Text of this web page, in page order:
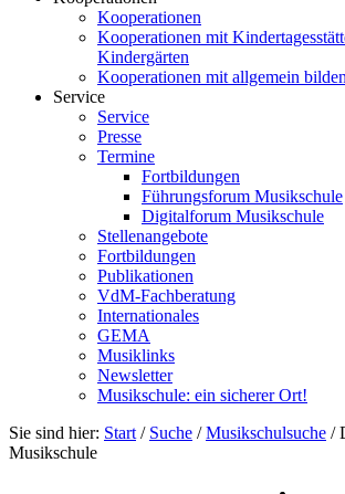
Kooperationen
Kooperationen mit
Kindergärten
Kooperationen mit allgemein
Service
Service
Presse
Termine
Fortbildungen
Führungsforum Musikschule
Digitalforum Musikschule
Stellenangebote
Fortbildungen
Publikationen
VdM-Fachberatung
Internationales
GEMA
Musiklinks
Newsletter
Musikschule: ein sicherer Ort!
Sie sind hier: Start / Suche /Musikschulsuche /
Musikschule